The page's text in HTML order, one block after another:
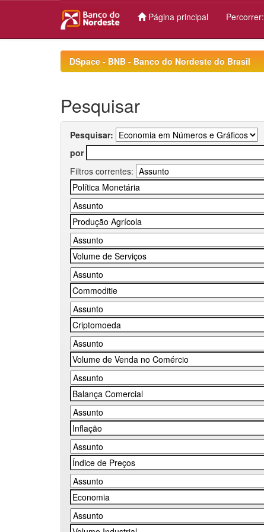
Página principal Percorrer:
DSpace - BNB - Banco do Nordeste do Brasil
Pesquisar
Pesquisar:
por
Filtros correntes: